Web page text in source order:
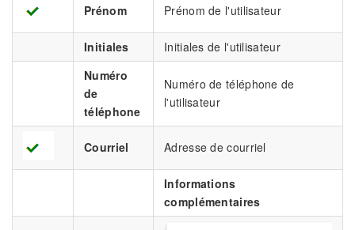
Prénom Prénom de l'utilisateur
Initiales
Initiales de l'utilisateur
Numéro
de
téléphone
Numéro de téléphone de
l'utilisateur
Courriel Adresse de courriel
Informations
complémentaires